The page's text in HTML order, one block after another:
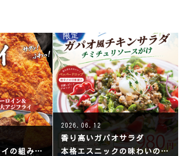
ステバとアジフライの組み合わせ
2026.06.12
香り高いガパオサラダ
本格エスニックの味わいのサラダです